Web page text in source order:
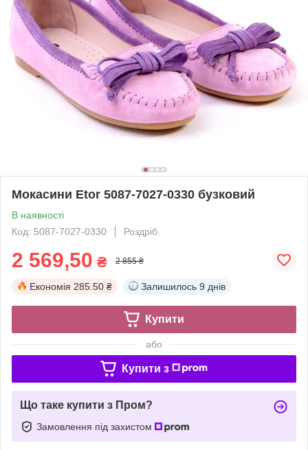
Мокасини Etor 5087-7027-0330 бузковий
В наявності
Код: 5087-7027-0330
Роздріб
2 569,50 ₴ 2 855 ₴
Економія 285.50 ₴ Залишилось 9 днів
Купити
або
Купити з
Що таке купити з Пром?
Замовлення під захистом